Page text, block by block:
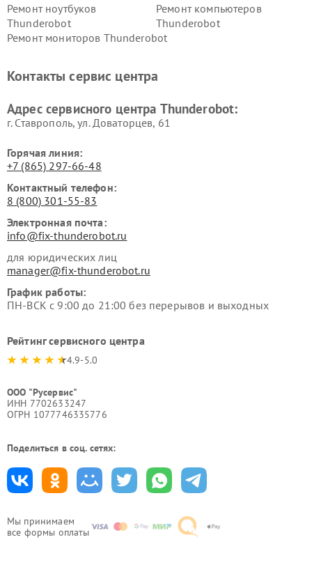
Мы принимаем
все формы оплаты
Ремонт ноутбуков
Thunderobot
Ремонт компьютеров
Thunderobot
Ремонт мониторов Thunderobot
Контакты сервис центра
Адрес сервисного центра Thunderobot:
г. Ставрополь, ул. Доваторцев, 61
Горячая линия:
+7 (865) 297-66-48
Контактный телефон:
8 (800) 301-55-83
Электронная почта:
info@fix-thunderobot.ru
для юридических лиц
manager@fix-thunderobot.ru
График работы:
ПН-ВСК с 9:00 до 21:00 без перерывов и выходных
Рейтинг сервисного центра
4.9-5.0
ООО "Русервис"
ИНН 7702633247
ОГРН 1077746335776
Поделиться в соц. сетях: